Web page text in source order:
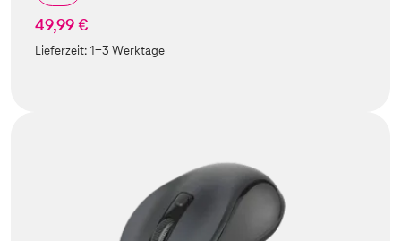
49,99 €
Lieferzeit:1-3 Werktage